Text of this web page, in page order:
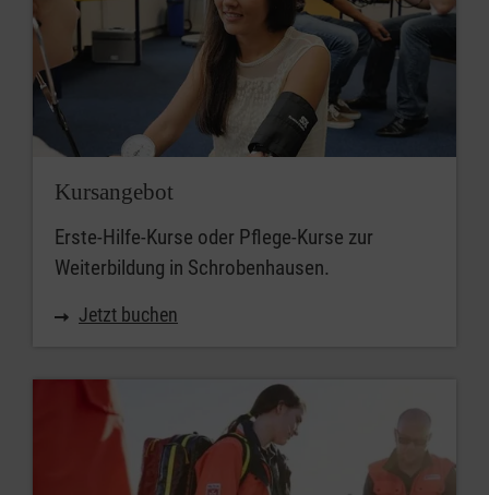
Kursangebot
Erste-Hilfe-Kurse oder Pflege-Kurse zur
Weiterbildung in Schrobenhausen.
Jetzt buchen